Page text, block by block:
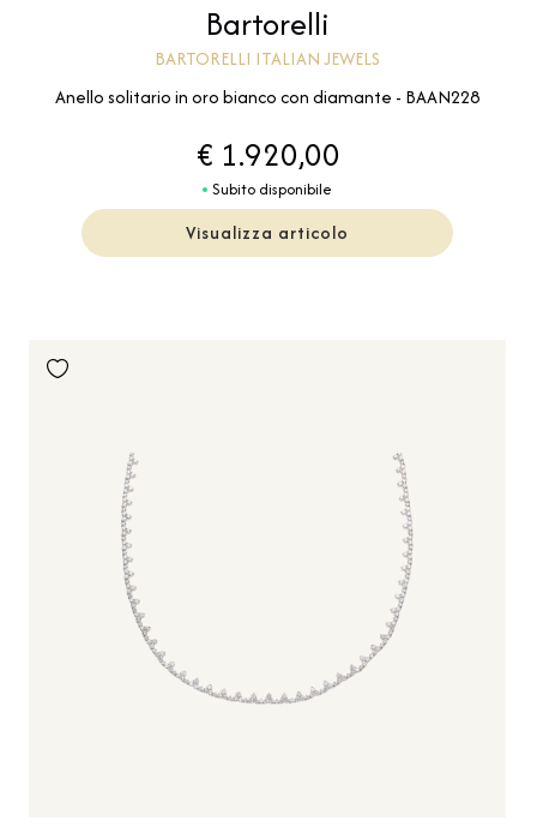
Bartorelli
BARTORELLI ITALIAN JEWELS
Anello solitario in oro bianco con diamante - BAAN228
€ 1.920,00
Subito disponibile
Visualizza articolo